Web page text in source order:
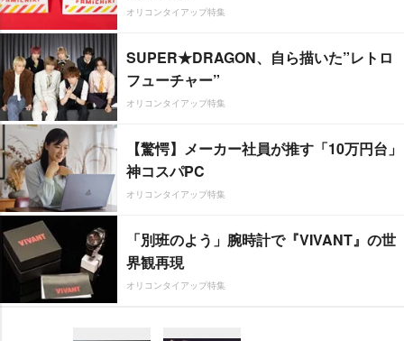
オリコンタイアップ特集
SUPER★DRAGON、自ら描いた”レトロ
フューチャー”
オリコンタイアップ特集
【驚愕】メーカー社員が推す「10万円台」
神コスパPC
オリコンタイアップ特集
「別班のよう」腕時計で『VIVANT』の世
界観再現
オリコンタイアップ特集